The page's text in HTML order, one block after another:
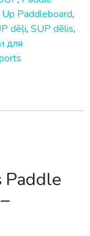
Paddleboard,
dēļi, SUP dēlis,
для
Paddle